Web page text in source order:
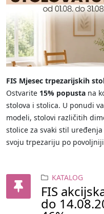
FIS Mjesec trpezarijskih
Ostvarite 15% popusta na
stolova i stolica. U ponudi
modeli, stolovi različitih
stolice za svaki stil
svoju trpezariju po
KATALOG
FIS
do